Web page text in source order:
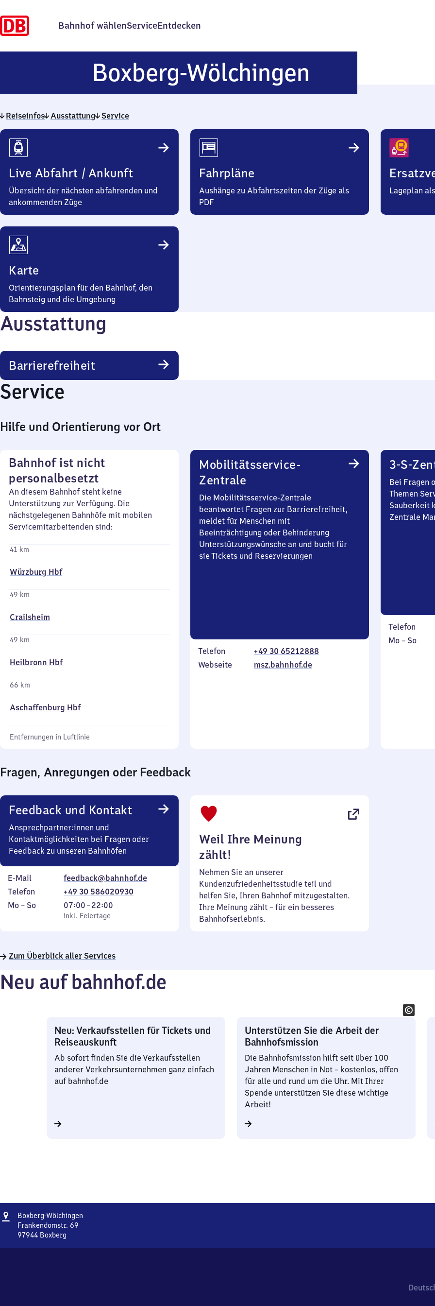
Bahnhof wählenServiceEntdecken
Boxberg-Wölchingen
Wölchingen
Reiseinfos Ausstattung Service
Reiseinfos
Live Abfahrt / Ankunft
Übersicht der nächsten abfahrenden und
ankommenden Züge
Fahrpläne
Aushänge zu Abfahrtszeiten der Züge als
PDF
Lageplan
Karte
Orientierungsplan für den Bahnhof, den
Bahnsteig und die Umgebung
Ausstattung
Barrierefreiheit
Service
Hilfe und Orientierung vor Ort
Bahnhof ist nicht
personalbesetzt
An diesem Bahnhof steht keine
Unterstützung zur Verfügung. Die
nächstgelegenen Bahnhöfe mit mobilen
Servicemitarbeitenden sind:
41 km
Würzburg Hbf
49 km
Crailsheim
49 km
Heilbronn Hbf
66 km
Aschaffenburg Hbf
Entfernungen in Luftlinie
Mobilitätsservice-
Zentrale
Die Mobilitätsservice-Zentrale
beantwortet Fragen zur Barrierefreiheit,
meldet für Menschen mit
Beeinträchtigung oder Behinderung
Unterstützungswünsche an und bucht für
sie Tickets und Reservierungen
Telefon
+49 30 65212888
Webseite
msz.bahnhof.de
3-S-
Bei Fragen
Themen
Sauberkeit
Zentrale
Telefon
Montag
Mo – So,
Fragen, Anregungen oder Feedback
Feedback und Kontakt
Ansprechpartner:innen und
Kontaktmöglichkeiten bei Fragen oder
Feedback zu unseren Bahnhöfen
E-Mail
feedback@bahnhof.de
Telefon
+49 30 586020930
Montag
Mo – So,
inkl. Feiertage
07:00–22:00
Von
7
22
inkl. Feiertage
Weil Ihre Meinung
zählt!
Nehmen Sie an unserer
Kundenzufriedenheitsstudie teil und
helfen Sie, Ihren Bahnhof mitzugestalten.
Ihre Meinung zählt – für ein besseres
Bahnhofserlebnis.
Zum Überblick aller Services
Neu auf bahnhof.de
Neu: Verkaufsstellen für Tickets und
Reiseauskunft
Ab sofort finden Sie die Verkaufsstellen
anderer Verkehrsunternehmen ganz einfach
auf bahnhof.de
Unterstützen Sie die Arbeit der
Bahnhofsmission
Die Bahnhofsmission hilft seit über 100
Jahren Menschen in Not – kostenlos, offen
für alle und rund um die Uhr. Mit Ihrer
Spende unterstützen Sie diese wichtige
Arbeit!
Adresse
Boxberg-Wölchingen
Frankendomstr. 69
97944 Boxberg